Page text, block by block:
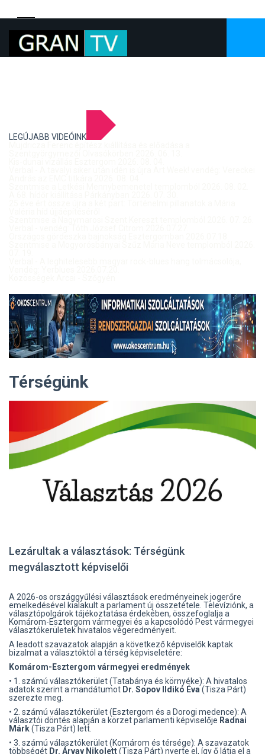
LEGÚJABB VIDEÓINK
Térségünk
Lezárultak a választások: Térségünk
megválasztott képviselői
A 2026-os országgyűlési választások eredményeinek jogerőre
emelkedésével kialakult a parlament új összetétele. Televíziónk, a
választópolgárok tájékoztatása érdekében, összefoglalja a
Komárom-Esztergom vármegyei és a kapcsolódó Pest vármegyei
választókerületek hivatalos végeredményeit.
A leadott szavazatok alapján a következő képviselők kaptak
bizalmat a választóktól a térség képviseletére:
Komárom-Esztergom vármegyei eredmények
• 1. számú választókerület (Tatabánya és környéke): A hivatalos
adatok szerint a mandátumot Dr. Sopov Ildikó Éva (Tisza Párt)
szerezte meg.
• 2. számú választókerület (Esztergom és a Dorogi medence): A
választói döntés alapján a körzet parlamenti képviselője Radnai
Márk(Tisza Párt) lett.
• 3. számú választókerület (Komárom és térsége): A szavazatok
többségét Dr. Árvay Nikolett(Tisza Párt) nyerte el, így ő látja el a